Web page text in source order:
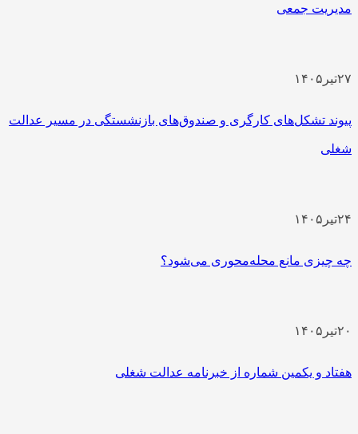
جمعی
۱۴۰۵
تشکل‌های کارگری و صندوق‌های بازنشستگی در مسیر عدالت
۱۴۰۵
مانع محله‌محوری می‌شود؟
۱۴۰۵
و یکمین شماره از خبرنامه عدالت شغلی